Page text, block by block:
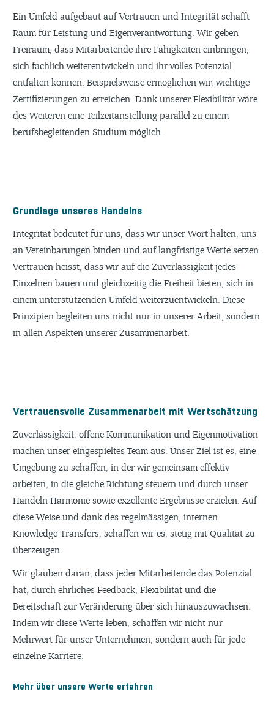
Ein Umfeld aufgebaut auf Vertrauen und Integrität schafft
Raum für Leistung und Eigenverantwortung. Wir geben
Freiraum, dass Mitarbeitende ihre Fähigkeiten einbringen,
sich fachlich weiterentwickeln und ihr volles Potenzial
entfalten können. Beispielsweise ermöglichen wir, wichtige
Zertifizierungen zu erreichen. Dank unserer Flexibilität wäre
des Weiteren eine Teilzeitanstellung parallel zu einem
berufsbegleitenden Studium möglich.
Grundlage unseres Handelns
Integrität bedeutet für uns, dass wir unser Wort halten, uns
an Vereinbarungen binden und auf langfristige Werte setzen.
Vertrauen heisst, dass wir auf die Zuverlässigkeit jedes
Einzelnen bauen und gleichzeitig die Freiheit bieten, sich in
einem unterstützenden Umfeld weiterzuentwickeln. Diese
Prinzipien begleiten uns nicht nur in unserer Arbeit, sondern
in allen Aspekten unserer Zusammenarbeit.
Vertrauensvolle Zusammenarbeit mit Wertschätzung
Zuverlässigkeit, offene Kommunikation und Eigenmotivation
machen unser eingespieltes Team aus. Unser Ziel ist es, eine
Umgebung zu schaffen, in der wir gemeinsam effektiv
arbeiten, in die gleiche Richtung steuern und durch unser
Handeln Harmonie sowie exzellente Ergebnisse erzielen. Auf
diese Weise und dank des regelmässigen, internen
Knowledge-Transfers, schaffen wir es, stetig mit Qualität zu
überzeugen.
Wir glauben daran, dass jeder Mitarbeitende das Potenzial
hat, durch ehrliches Feedback, Flexibilität und die
Bereitschaft zur Veränderung über sich hinauszuwachsen.
Indem wir diese Werte leben, schaffen wir nicht nur
Mehrwert für unser Unternehmen, sondern auch für jede
einzelne Karriere.
Mehr über unsere Werte erfahren